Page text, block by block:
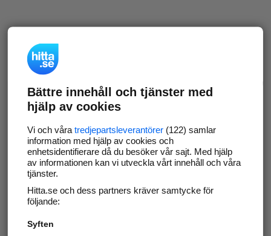
Bättre innehåll och tjänster med
hjälp av cookies
Vi och våra tredjepartsleverantörer(122) samlar
information med hjälp av cookies och
enhetsidentifierare då du besöker vår sajt. Med hjälp
av informationen kan vi utveckla vårt innehåll och våra
tjänster.
Hitta.se och dess partners kräver samtycke för
följande:
Syften